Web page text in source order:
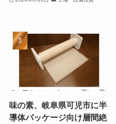
味の素、岐阜県可児市に半
導体パッケージ向け層間絶